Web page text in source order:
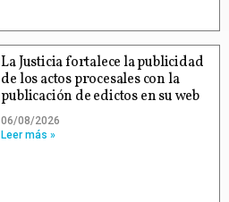
La Justicia fortalece la publicidad
de los actos procesales con la
publicación de edictos en su web
06/08/2026
Leer más »